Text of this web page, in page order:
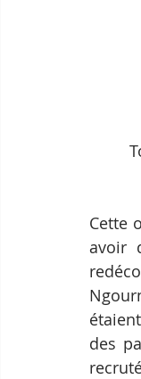
Cette
avoir
des